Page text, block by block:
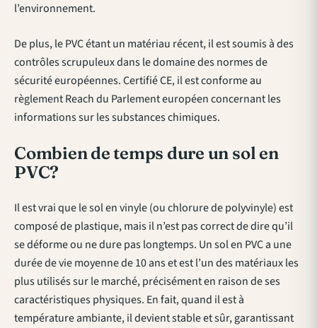
l’environnement.
De plus, le PVC étant un matériau récent, il est soumis à des
contrôles scrupuleux dans le domaine des normes de
sécurité européennes. Certifié CE, il est conforme au
règlement Reach du Parlement européen concernant les
informations sur les substances chimiques.
Combien de temps dure un sol en
PVC?
Il est vrai que le sol en vinyle (ou chlorure de polyvinyle) est
composé de plastique, mais il n’est pas correct de dire qu’il
se déforme ou ne dure pas longtemps. Un sol en PVC a une
durée de vie moyenne de 10 ans et est l’un des matériaux les
plus utilisés sur le marché, précisément en raison de ses
caractéristiques physiques. En fait, quand il est à
température ambiante, il devient stable et sûr, garantissant